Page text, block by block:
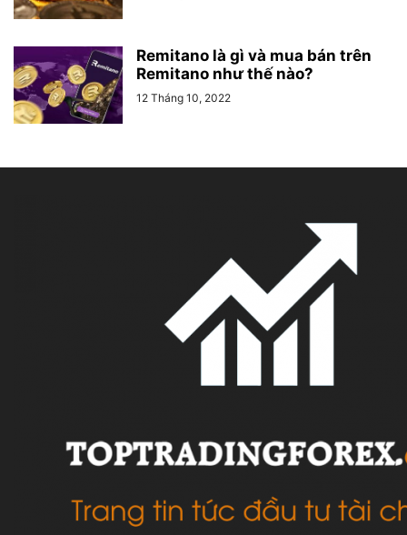
Remitano là gì và mua bán trên
Remitano như thế nào?
12 Tháng 10, 2022